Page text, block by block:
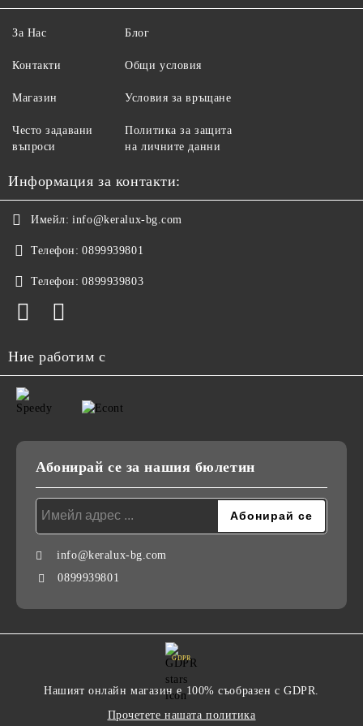
За Нас
Контакти
Магазин
Често задавани
въпроси
Блог
Общи условия
Условия за връщане
Политика за защита
на личните данни
Информация за контакти:
Имейл: info@keralux-bg.com
Телефон: 0899939801
Телефон: 0899939803
Ние работим с
Абонирай се за нашия бюлетин
info@keralux-bg.com
0899939801
GDPR
Нашият онлайн магазин е 100% съобразен с GDPR.
Прочетете нашата политика